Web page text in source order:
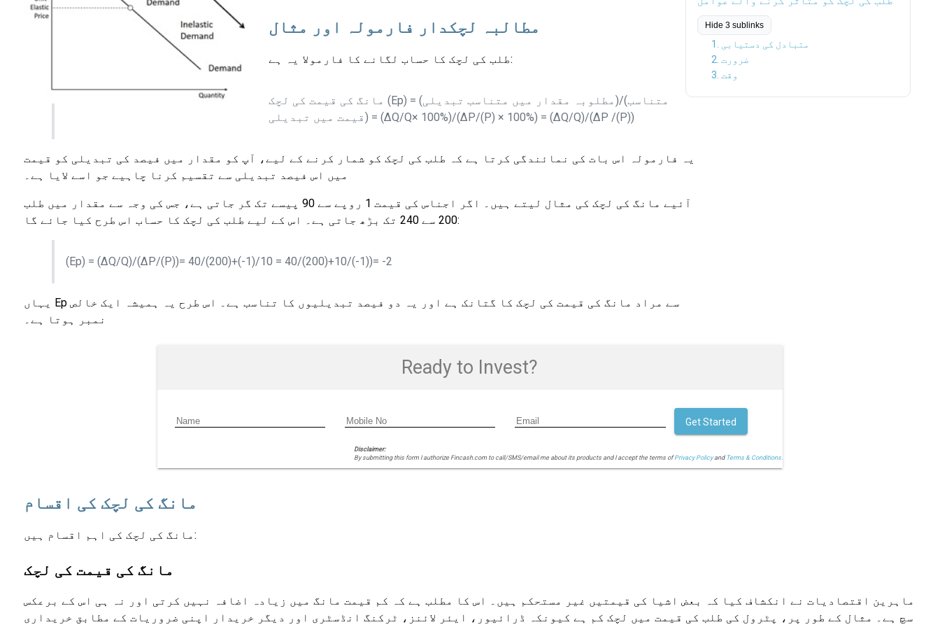
Hide 3 sublinks
1. متبادل کی دستیابی
2. ضرورت
3. وقت
مطالبہ لچکدار فارمولہ اور مثال
طلب کی لچک کا حساب لگانے کا فارمولا یہ ہے:
مانگ کی قیمت کی لچک (Ep) = (مطلوبہ مقدار میں متناسب تبدیلی)/(متناسب
قیمت میں تبدیلی) = (ΔQ/Q× 100%)/(ΔP/(P) × 100%) = (ΔQ/Q)/(ΔP /(P))
یہ فارمولہ اس بات کی نمائندگی کرتا ہے کہ طلب کی لچک کو شمار کرنے کے لیے، آپ کو مقدار میں فیصد کی تبدیلی کو قیمت
میں اس فیصد تبدیلی سے تقسیم کرنا چاہیے جو اسے لایا ہے۔
آئیے مانگ کی لچک کی مثال لیتے ہیں۔ اگر اجناس کی قیمت 1 روپے سے 90 پیسے تک گر جاتی ہے، جس کی وجہ سے مقدار میں طلب
200 سے 240 تک بڑھ جاتی ہے۔ اس کے لیے طلب کی لچک کا حساب اس طرح کیا جائے گا:
(Ep) = (ΔQ/Q)/(ΔP/(P))= 40/(200)+(-1)/10 = 40/(200)+10/(-1))= -2
یہاں Ep سے مراد مانگ کی قیمت کی لچک کا گتانک ہے اور یہ دو فیصد تبدیلیوں کا تناسب ہے۔ اس طرح یہ ہمیشہ ایک خالص
نمبر ہوتا ہے۔
Ready to Invest?
Disclaimer:
By submitting this form I authorize Fincash.com to call/SMS/email me about its products and I accept the terms ofPrivacy Policyand Terms & Conditions.
Get Started
مانگ کی لچک کی اقسام
مانگ کی لچک کی اہم اقسام ہیں:
مانگ کی قیمت کی لچک
ماہرین اقتصادیات نے انکشاف کیا کہ بعض اشیا کی قیمتیں غیر مستحکم ہیں۔ اس کا مطلب ہے کہ کم قیمت مانگ میں زیادہ اضافہ نہیں کرتی اور نہ ہی اس کے برعکس
سچ ہے۔ مثال کے طور پر، پٹرول کی طلب کی قیمت میں لچک کم ہے کیونکہ ڈرائیور، ایئر لائنز، ٹرکنگ انڈسٹری اور دیگر خریدار اپنی ضروریات کے مطابق خریداری